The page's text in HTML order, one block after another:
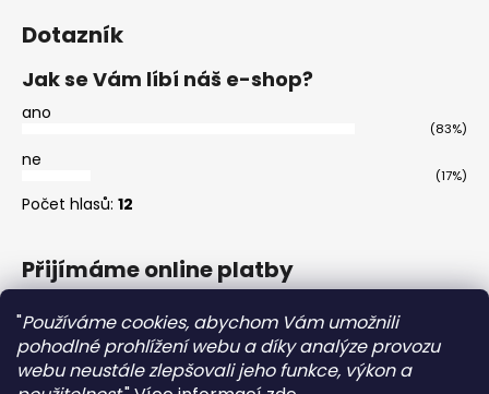
"Používáme cookies, abychom Vám umožnili
pohodlné prohlížení webu a díky analýze provozu
webu neustále zlepšovali jeho funkce, výkon a
Dotazník
Jak se Vám líbí náš e-shop?
ano
(83%)
ne
(17%)
Počet hlasů: 12
Přijímáme online platby